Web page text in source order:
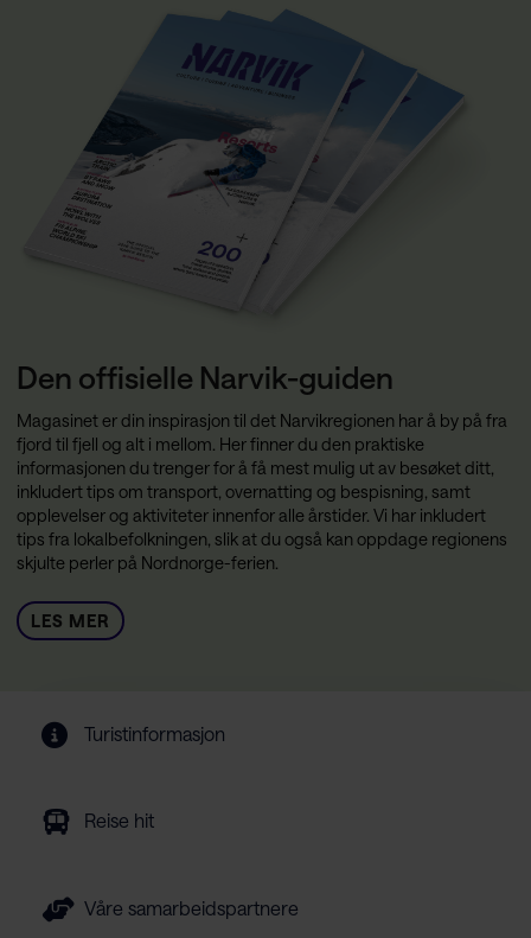
Den offisielle Narvik-guiden
Magasinet er din inspirasjon til det Narvikregionen har å by på fra
fjord til fjell og alt i mellom. Her finner du den praktiske
informasjonen du trenger for å få mest mulig ut av besøket ditt,
inkludert tips om transport, overnatting og bespisning, samt
opplevelser og aktiviteter innenfor alle årstider. Vi har inkludert
tips fra lokalbefolkningen, slik at du også kan oppdage regionens
skjulte perler på Nordnorge-ferien.
LES MER
Turistinformasjon
Reise hit
Våre samarbeidspartnere